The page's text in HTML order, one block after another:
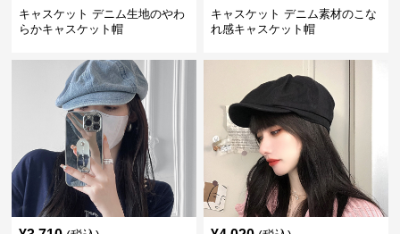
キャスケット デニム生地のやわ
らかキャスケット帽
キャスケット デニム素材のこな
れ感キャスケット帽